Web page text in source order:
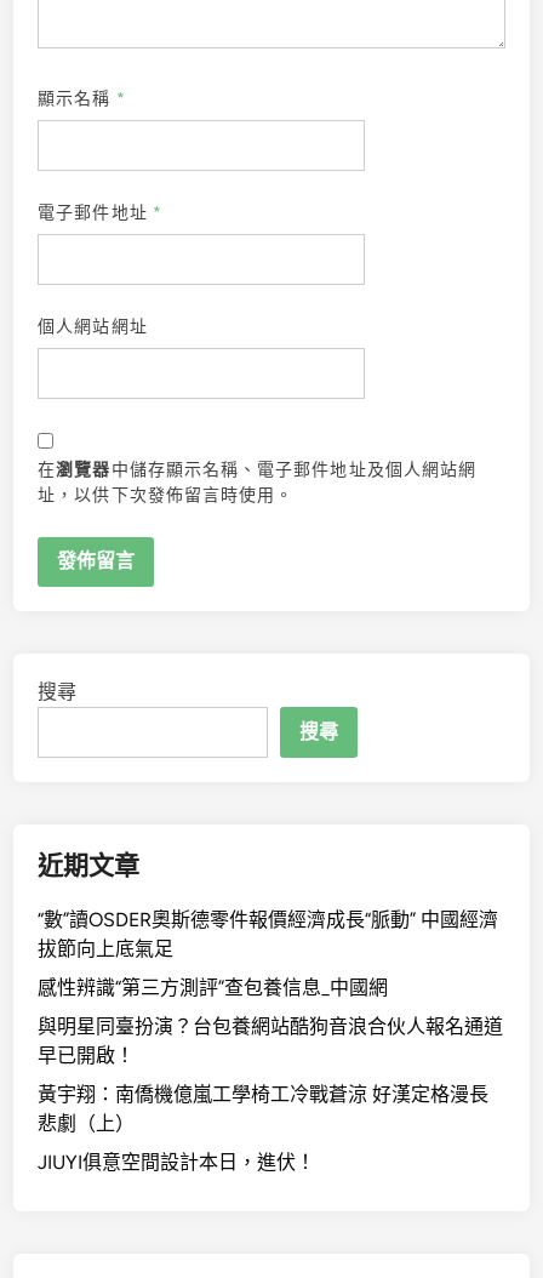
顯示名稱 *
電子郵件地址 *
個人網站網址
在瀏覽器中儲存顯示名稱、電子郵件地址及個人網站網
址，以供下次發佈留言時使用。
搜尋
搜尋
近期文章
“數”讀OSDER奧斯德零件報價經濟成長“脈動” 中國經濟
拔節向上底氣足
感性辨識“第三方測評”查包養信息_中國網
與明星同臺扮演？台包養網站酷狗音浪合伙人報名通道
早已開啟！
黃宇翔：南僑機億嵐工學椅工冷戰蒼涼 好漢定格漫長
悲劇（上）
JIUYI俱意空間設計本日，進伏！